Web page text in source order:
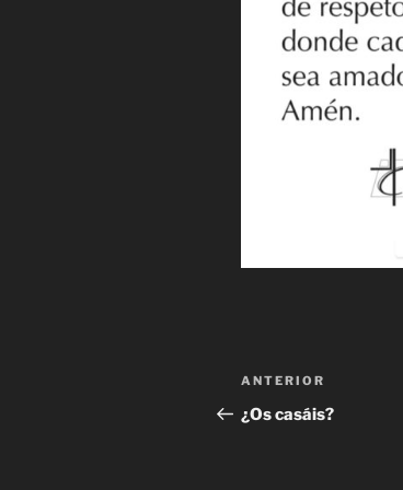
Navegación
de
Entrada
anterior:
ANTERIOR
¿Os casáis?